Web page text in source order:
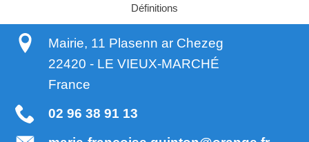
Définitions
Mairie, 11 Plasenn ar Chezeg
22420 - LE VIEUX-MARCHÉ
France
02 96 38 91 13